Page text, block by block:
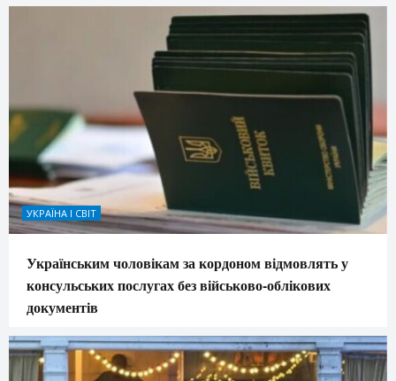
УКРАЇНА І СВІТ
Українським чоловікам за кордоном відмовлять у
консульських послугах без військово-облікових
документів